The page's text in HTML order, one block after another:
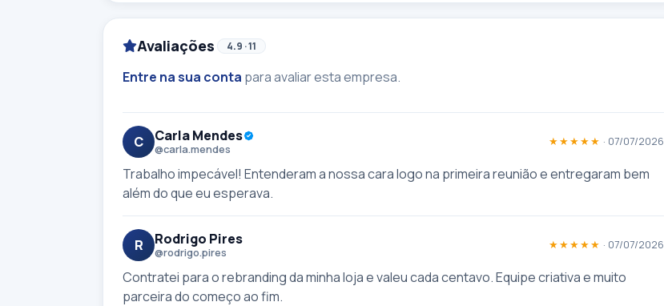
Avaliações 4.9 · 11
Entre na sua conta para avaliar esta empresa.
C Carla Mendes
@carla.mendes
★★★★★ · 07/07/2026
Trabalho impecável! Entenderam a nossa cara logo na primeira reunião e entregaram bem
além do que eu esperava.
R Rodrigo Pires
@rodrigo.pires
★★★★★ · 07/07/2026
Contratei para o rebranding da minha loja e valeu cada centavo. Equipe criativa e muito
parceira do começo ao fim.